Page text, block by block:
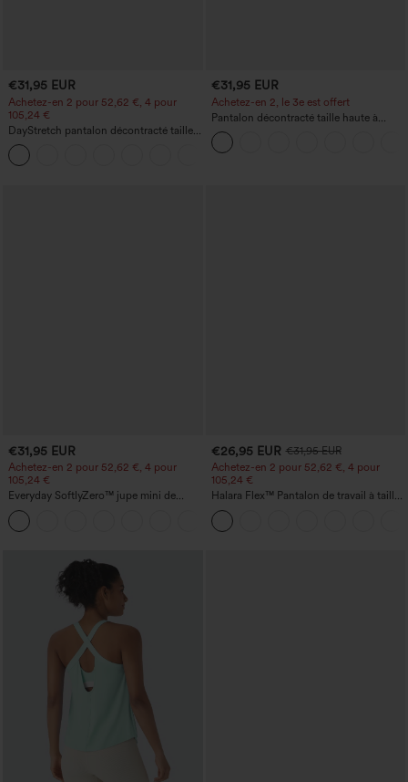
€31,95 EUR
Achetez-en 2 pour 52,62 €, 4 pour
105,24 €
DayStretch pantalon décontracté taille
haute avec poches et coupe droite
€31,95 EUR
Achetez-en 2, le 3e est offert
Pantalon décontracté taille haute à
cordon, coupe large en mélange de lin,
avec poches
€31,95 EUR
Achetez-en 2 pour 52,62 €, 4 pour
105,24 €
Everyday SoftlyZero™ jupe mini de
tennis aérée à pans croisés 2-en-1 avec
poche latérale et toucher frais - Lucid-
UPF50+
€26,95 EUR €31,95 EUR
Achetez-en 2 pour 52,62 €, 4 pour
105,24 €
Halara Flex™ Pantalon de travail à taille
haute, jambe large, avec poches, en
maille gaufrée